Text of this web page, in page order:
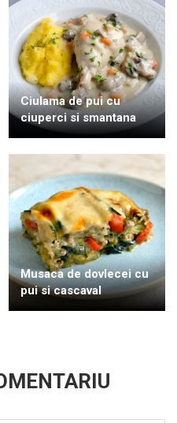
Ciulama de pui cu
ciuperci si smantana
Musaca de dovlecei cu
pui si cascaval